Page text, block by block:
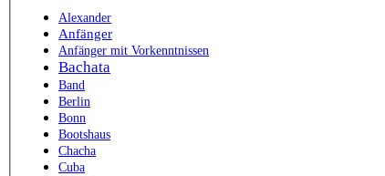
Alexander
Anfänger
Anfänger mit Vorkenntnissen
Bachata
Band
Berlin
Bonn
Bootshaus
Chacha
Cuba